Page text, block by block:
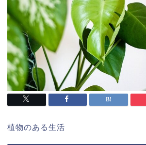
植物のある生活